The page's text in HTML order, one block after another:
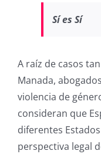
Sí es Sí
A raíz de casos
Manada,
violencia de
consideran que
diferentes
perspectiva legal